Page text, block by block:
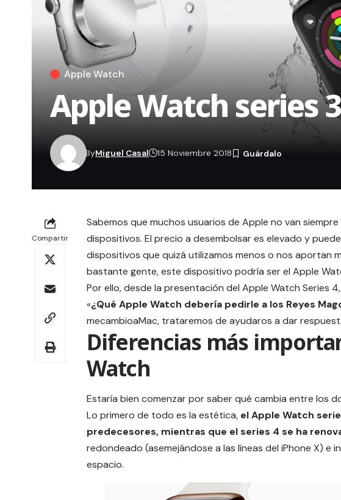
Apple Watch
Apple Watch series
ByMiguel Casal 15 Noviembre 2018
Compartir
Sabemos que muchos usuarios de Apple no van
dispositivos. El precio a desembolsar es elevado y
dispositivos que quizá utilizamos menos o nos aportan
bastante gente, este dispositivo podría ser el Apple
Por ello, desde la presentación del Apple Watch Series
«¿Qué Apple Watch debería pedirle a los Reyes
mecambioaMac, trataremos de ayudaros a dar
Diferencias más
Watch
Estaría bien comenzar por saberqué cambia entre los
Lo primero de todo es la estética, el Apple Watch
predecesores, mientras que el series 4 se ha
redondeado (asemejándose a las líneas del iPhone X) e
espacio.